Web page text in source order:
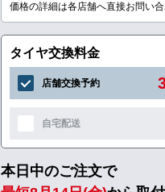
価格の詳細は各店舗へ直接お問い合
タイヤ交換料金
店舗交換予約
自宅配送
本日中のご注文で